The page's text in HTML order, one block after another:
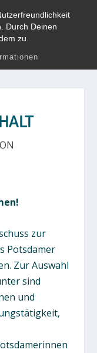
Durch Deinen
zu.
zur
Potsdamer
Zur Auswahl
sind
und